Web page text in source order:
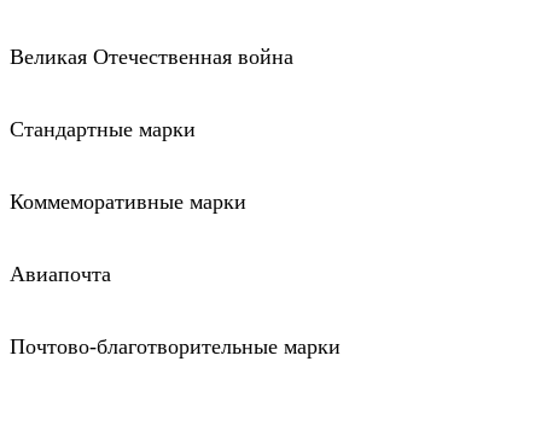
Великая Отечественная война
Стандартные марки
Коммеморативные марки
Авиапочта
Почтово-благотворительные марки